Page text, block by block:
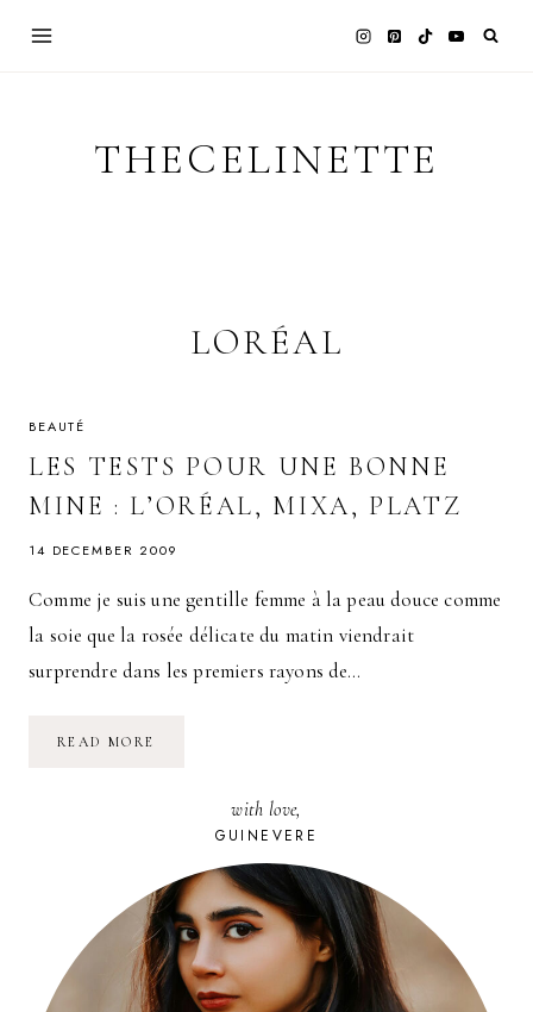
THECELINETTE
LORÉAL
BEAUTÉ
LES TESTS POUR UNE BONNE
MINE : L’ORÉAL, MIXA, PLATZ
14 DECEMBER 2009
Comme je suis une gentille femme à la peau douce comme
la soie que la rosée délicate du matin viendrait
surprendre dans les premiers rayons de…
READ MORE
MIXA,
PLATZ
with love,
GUINEVERE